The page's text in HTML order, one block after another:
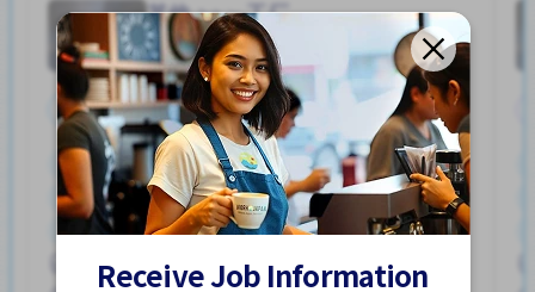
其他Job in工厂
全职
停车位 加薪 外籍员工 奖励
女性首选
宿舍部分覆盖
提供膳食
支付交通费
男性首选
ハユカえき (かがわけん)
Receive Job Information